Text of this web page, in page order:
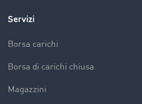
Servizi
Borsa carichi
Borsa di carichi chiusa
Magazzini